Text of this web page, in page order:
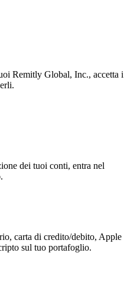
Remitly Global, Inc., accetta i
dei tuoi conti, entra nel
carta di credito/debito, Apple
sul tuo portafoglio.